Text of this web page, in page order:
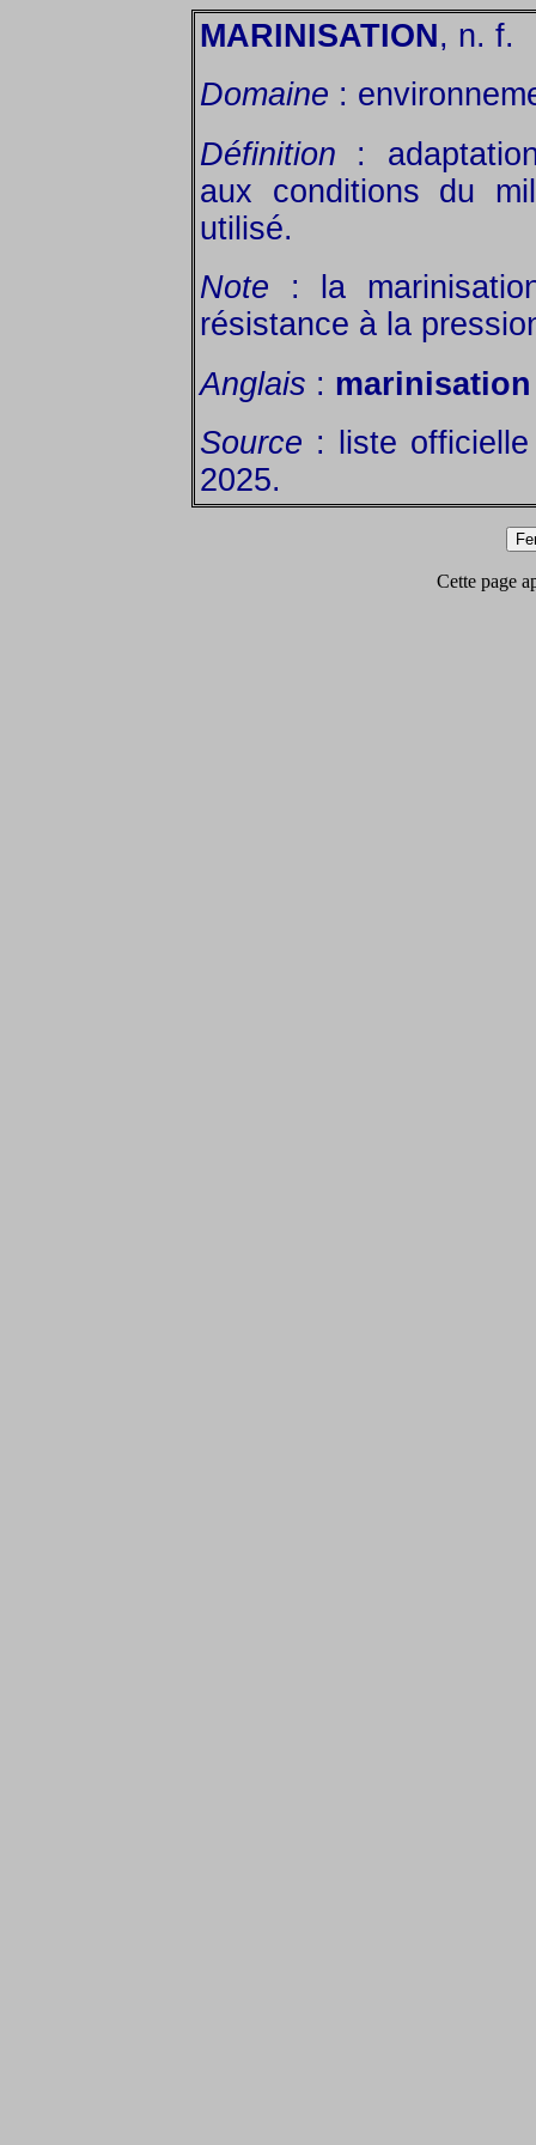
MARINISATION, n. f.
Domaine :
Définition :
aux conditions du
utilisé.
Note : la
résistance à la
Anglais :
Source : liste
2025.
Cette page